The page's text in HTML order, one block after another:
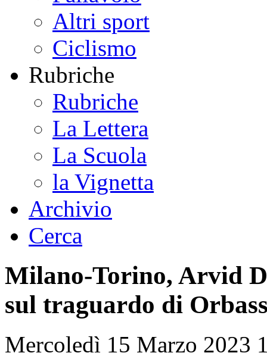
Altri sport
Ciclismo
Rubriche
Rubriche
La Lettera
La Scuola
la Vignetta
Archivio
Cerca
Milano-Torino, Arvid
sul traguardo di
Mercoledì 15 Marzo 2023